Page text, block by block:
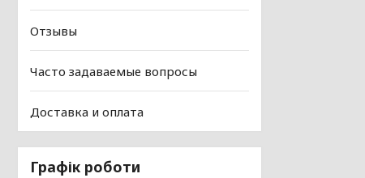
Отзывы
Часто задаваемые вопросы
Доставка и оплата
Графік роботи